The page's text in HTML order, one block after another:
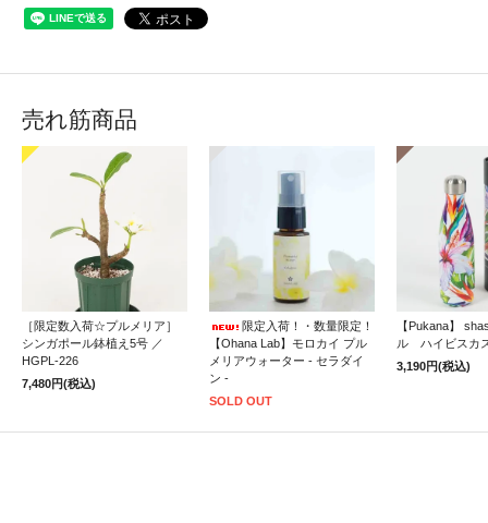
売れ筋商品
［限定数入荷☆プルメリア］
シンガポール鉢植え5号 ／
HGPL-226
7,480円(税込)
限定入荷！・数量限定！
【Ohana Lab】モロカイ プル
メリアウォーター - セラダイ
ン -
SOLD OUT
【Pukana】
ル ハイビスカ
3,190円(税込)